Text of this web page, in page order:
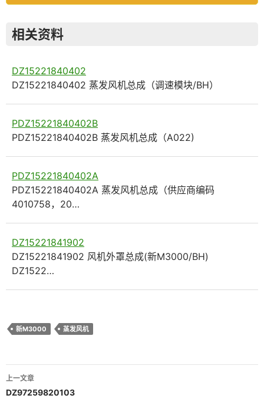
相关资料
DZ15221840402
DZ15221840402 蒸发风机总成（调速模块/BH）
PDZ15221840402B
PDZ15221840402B 蒸发风机总成（A022)
PDZ15221840402A
PDZ15221840402A 蒸发风机总成（供应商编码
4010758，20…
DZ15221841902
DZ15221841902 风机外罩总成(新M3000/BH)
DZ1522…
新M3000 蒸发风机
文
章
上一文章
DZ97259820103